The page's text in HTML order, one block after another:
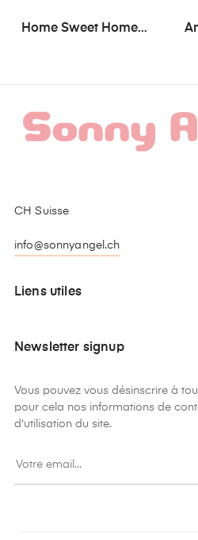
Home Sweet Home
CH Suisse
info@sonnyangel.ch
Liens utiles
Newsletter signup
Vous pouvez vous désinscrire à
pour cela nos informations de
d'utilisation du site.